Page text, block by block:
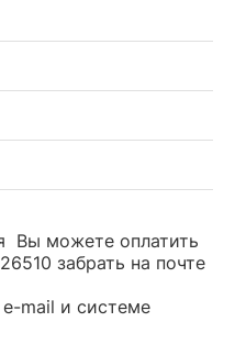
Вы можете оплатить
забрать на почте
mail и системе